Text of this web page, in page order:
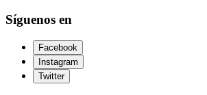
Síguenos en
Facebook
Instagram
Twitter